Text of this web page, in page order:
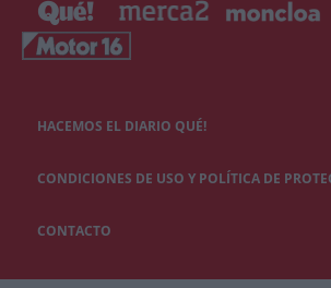
HACEMOS EL DIARIO QUÉ!
CONDICIONES DE USO Y POLÍTICA DE
CONTACTO